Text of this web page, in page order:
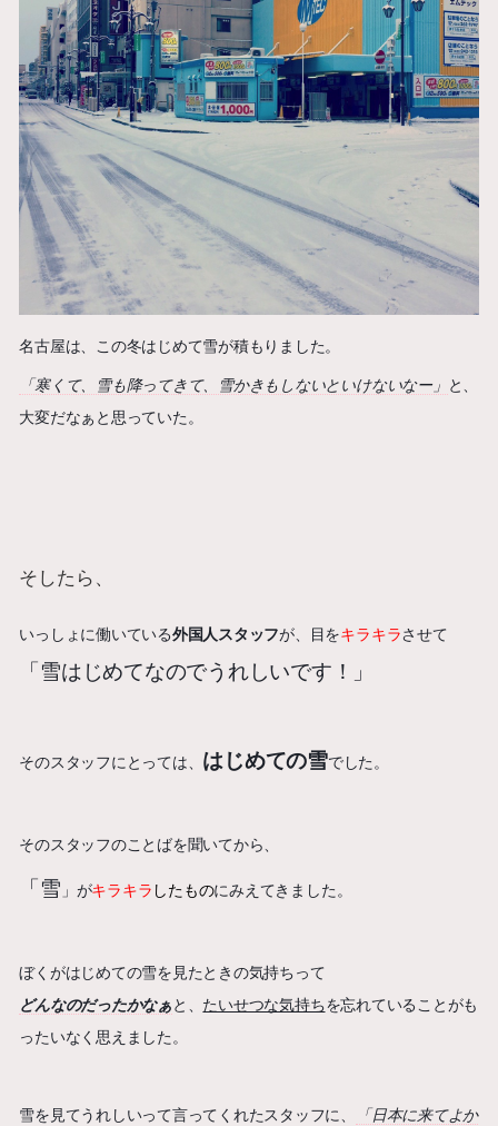
名古屋は、この冬はじめて雪が積もりました。
「寒くて、雪も降ってきて、雪かきもしないといけないなー」 と、
大変だなぁと思っていた。
そしたら、
いっしょに働いている外国人スタッフが、目をキラキラさせて
「雪はじめてなのでうれしいです！」
そのスタッフにとっては、 はじめての雪でした。
そのスタッフのことばを聞いてから、
「雪 」がキラキラ したものにみえてきました。
ぼくがはじめての雪を見たときの気持ちって
どんなのだったかなぁと、 たいせつな気持ちを忘れていることがも
ったいなく思えました。
雪を見てうれしいって言ってくれたスタッフに、
「日本に来てよか